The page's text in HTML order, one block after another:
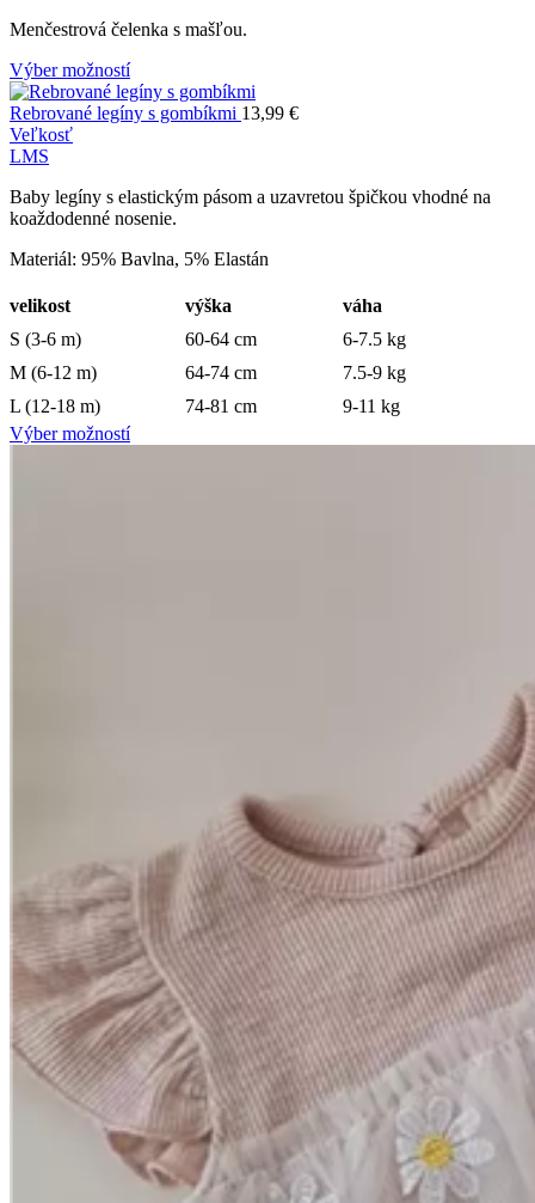
Menčestrová čelenka s mašľou.
Výber možností
Rebrované legíny s gombíkmi 13,99 €
Veľkosť
LMS
Baby legíny s elastickým pásom a uzavretou špičkou vhodné na
koaždodenné nosenie.
Materiál: 95% Bavlna, 5% Elastán
velikost výška
váha
S (3-6 m)
60-64 cm
6-7.5 kg
M (6-12 m)
64-74 cm
7.5-9 kg
L (12-18 m)
74-81 cm
9-11 kg
Výber možností